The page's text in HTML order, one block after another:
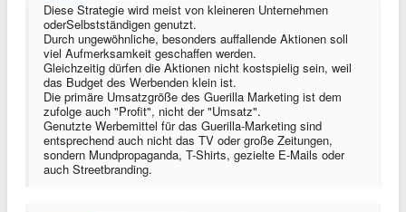
Diese Strategie wird meist von kleineren Unternehmen
oderSelbstständigen genutzt.
Durch ungewöhnliche, besonders auffallende Aktionen soll
viel Aufmerksamkeit geschaffen werden.
Gleichzeitig dürfen die Aktionen nicht kostspielig sein, weil
das Budget des Werbenden klein ist.
Die primäre Umsatzgröße des Guerilla Marketing ist dem
zufolge auch "Profit", nicht der "Umsatz".
Genutzte Werbemittel für das Guerilla-Marketing sind
entsprechend auch nicht das TV oder große Zeitungen,
sondern Mundpropaganda, T-Shirts, gezielte E-Mails oder
auch Streetbranding.